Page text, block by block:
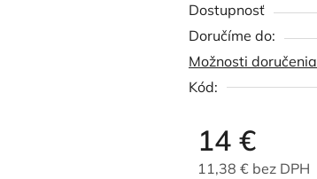
Dostupnosť
Možnosti doručenia
Kód:
14 €
11,38 € bez DPH